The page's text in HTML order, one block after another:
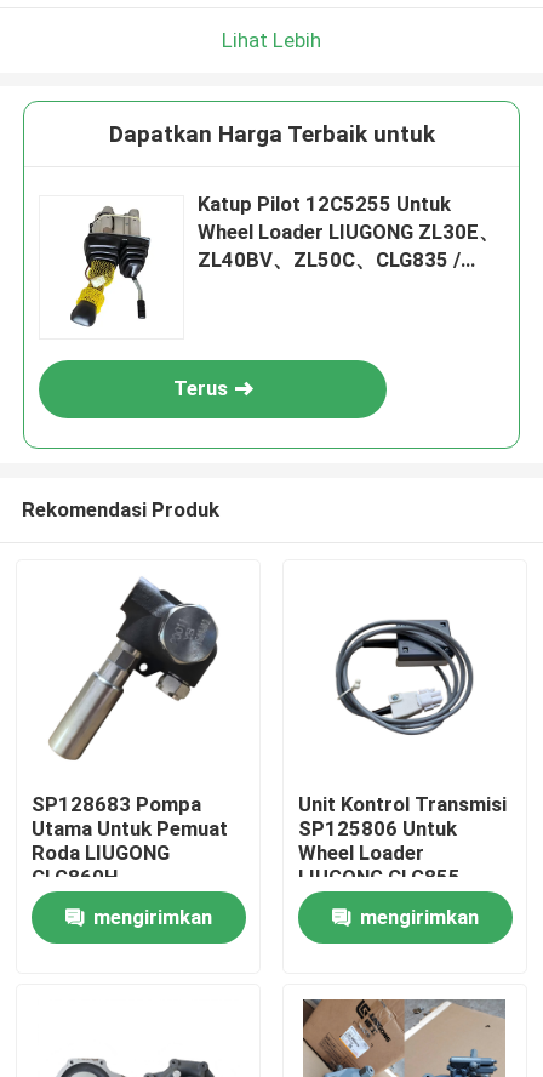
Rumah
Video
Lihat Lebih
Dapatkan Harga Terbaik untuk
Katup Pilot 12C5255 Untuk
Wheel Loader LIUGONG ZL30E、
ZL40BV、ZL50C、CLG835 /
Terus
Rekomendasi Produk
SP128683 Pompa
Utama Untuk Pemuat
Roda LIUGONG
CLG860H、
CLG862H、
CLG862N、
CLG870H、CLG888、
mengirimkan
Unit Kontrol Transmisi
SP125806 Untuk
Wheel Loader
LIUGONG CLG855、
CLG856、CLG850H、
ZL50CN、ZL50CNX、
CLG860H、
CLG862N、
CLG870H、CLG888、
CLG890H
mengirimkan